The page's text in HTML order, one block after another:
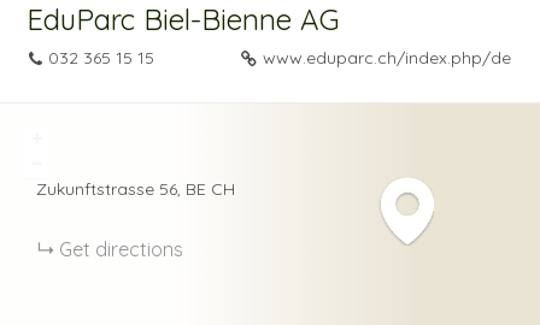
EduParc Biel-Bienne AG
032 365 15 15 www.eduparc.ch/index.php/de
Zukunftstrasse 56 BE CH
Get directions